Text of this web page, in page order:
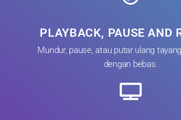
PLAYBACK, PAUSE AND
Mundur, pause, atau putar ulang
dengan bebas.